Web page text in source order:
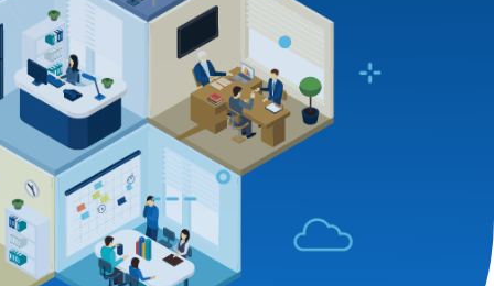
e obras, com gestão integrada e
mais liberdade para o síndico
que precisam mais da sua atenção no
condomínio.
solicitar uma proposta